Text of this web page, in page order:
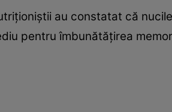
au constatat că
pentru îmbunătățirea